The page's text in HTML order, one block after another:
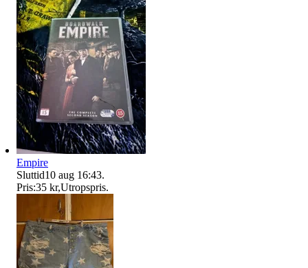
Empire
Sluttid10 aug 16:43.
Pris:35 kr,Utropspris.